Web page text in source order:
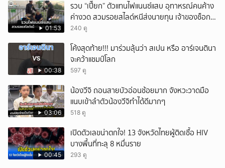
01:53
รวบ “เปี๊ยก” ตัวแทนไฟแนนซ์แสบ อุทาหรณ์คนค้าง
ค่างวด สวมรอยสไลด์หนีส่งนายทุน เจ้าของช็อก
หนี้ยังอยู่ - รถปลิว เสียหายกว่า 600,000 บาท
240 ดู
00:38
โค้งสุดท้าย!!! มาร่วมลุ้นว่า สเปน หรือ อาร์เจนตินา
จะคว้าแชมป์โลก
597 ดู
03:06
น้องวีจิ ถอนสายบัวอ่อนช้อยมาก จังหวะวาดมือ
แนบเข้าลำตัวน้องวีจิทำได้ดีมากๆ
518 ดู
00:45
เปิดตัวเลขน่าตกใจ! 13 จังหวัดไทยผู้ติดเชื้อ HIV
บางพื้นที่ทะลุ 8 หมื่นราย
293 ดู